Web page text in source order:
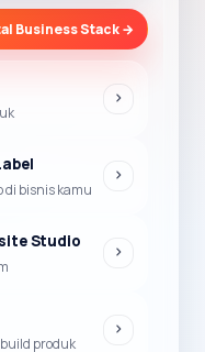
Business Stack →
di bisnis kamu
Studio
produk